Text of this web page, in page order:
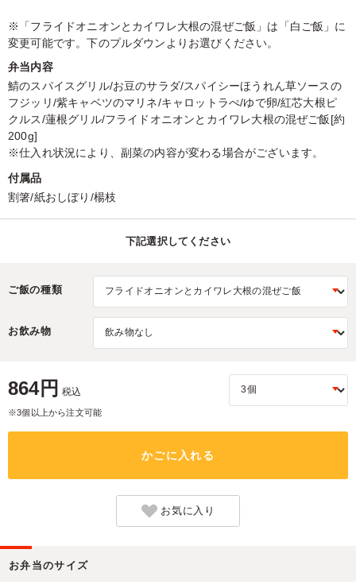
※「フライドオニオンとカイワレ大根の混ぜご飯」は「白ご飯」に
変更可能です。下のプルダウンよりお選びください。
弁当内容
鯖のスパイスグリル/お豆のサラダ/スパイシーほうれん草ソースの
フジッリ/紫キャベツのマリネ/キャロットラぺ/ゆで卵/紅芯大根ピ
クルス/蓮根グリル/フライドオニオンとカイワレ大根の混ぜご飯[約
200g]
※仕入れ状況により、副菜の内容が変わる場合がございます。
付属品
割箸/紙おしぼり/楊枝
下記選択してください
ご飯の種類
お飲み物
864円 税込
※3個以上から注文可能
かごに入れる
お気に入り
お弁当のサイズ